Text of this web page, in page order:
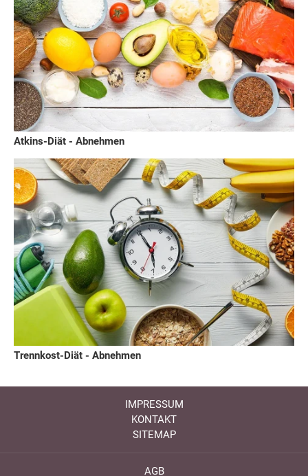
Atkins-Diät - Abnehmen
Trennkost-Diät - Abnehmen
IMPRESSUM
KONTAKT
SITEMAP
AGB